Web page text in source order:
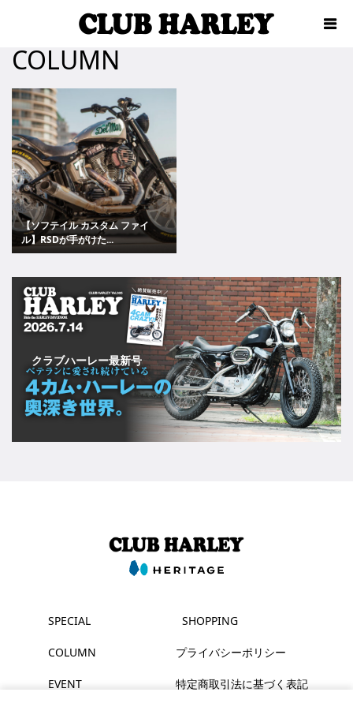
COLUMN
【ソフテイル カスタム ファイ
ル】RSDが手がけた...
クラブハーレー最新号
SPECIAL
COLUMN
EVENT
SHOPPING
プライバシーポリシー
特定商取引法に基づく表記